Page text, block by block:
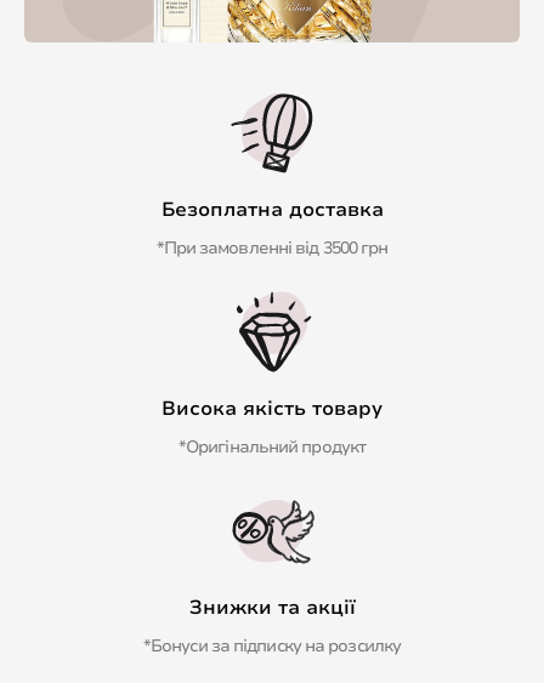
Безоплатна доставка
*При замовленні від 3500 грн
Висока якість товару
*Оригінальний продукт
Знижки та акції
*Бонуси за підписку на розсилку